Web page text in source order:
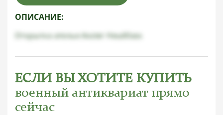
ОПИСАНИЕ:
Открытка ателье Axster Heudtlass
ЕСЛИ ВЫ ХОТИТЕ КУПИТЬ
военный антиквариат прямо
сейчас